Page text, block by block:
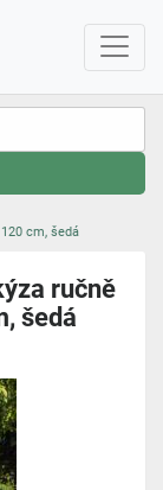
cm, šedá
ručně
šedá